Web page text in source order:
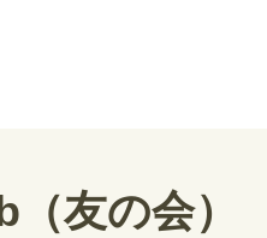
友の会）